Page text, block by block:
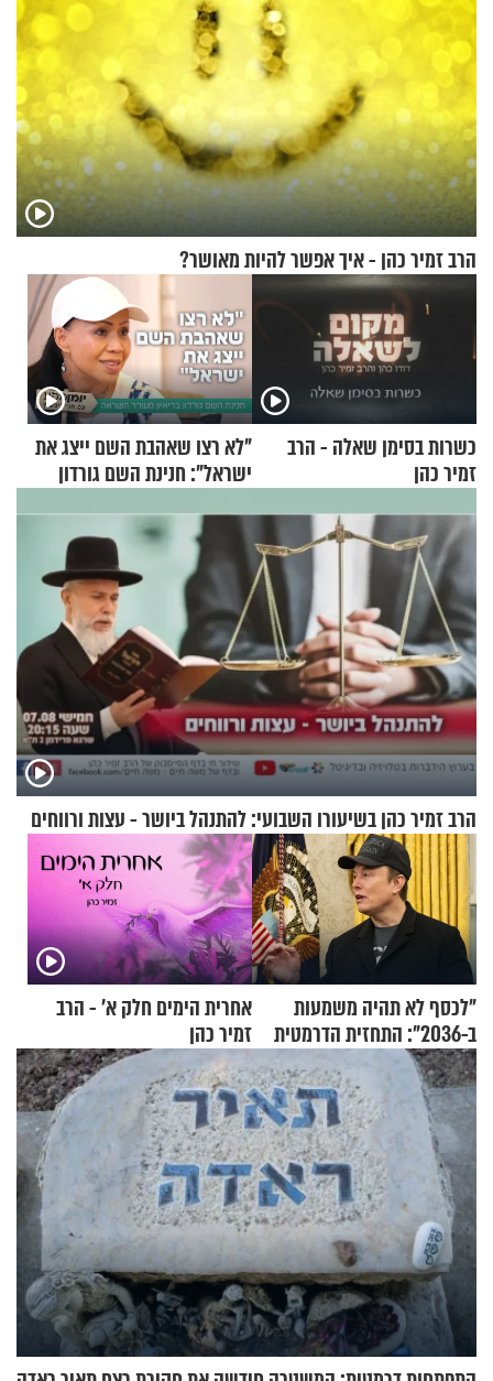
הרב זמיר כהן - איך אפשר להיות מאושר?
כשרות בסימן שאלה - הרב
זמיר כהן
"לא רצו שאהבת השם ייצג את
ישראל": חנינת השם גורדון
הרב זמיר כהן בשיעורו השבועי: להתנהל ביושר - עצות ורווחים
"לכסף לא תהיה משמעות
ב-2036": התחזית הדרמטית
של אילון מאסק על עתיד
הכלכלה
אחרית הימים חלק א’ - הרב
זמיר כהן